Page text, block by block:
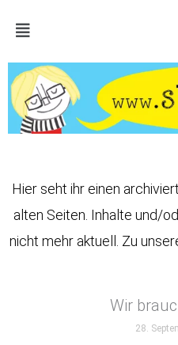
InhaltMain
Menu
Hier seht ihr einen
alten Seiten. Inhalte und/
nicht mehr aktuell. Zu
Wir
28.